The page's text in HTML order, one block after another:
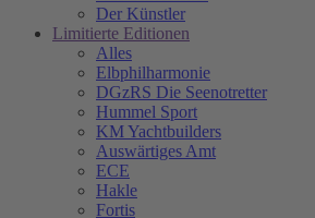
Der Künstler
Limitierte Editionen
Alles
Elbphilharmonie
DGzRS Die Seenotretter
Hummel Sport
KM Yachtbuilders
Auswärtiges Amt
ECE
Hakle
Fortis